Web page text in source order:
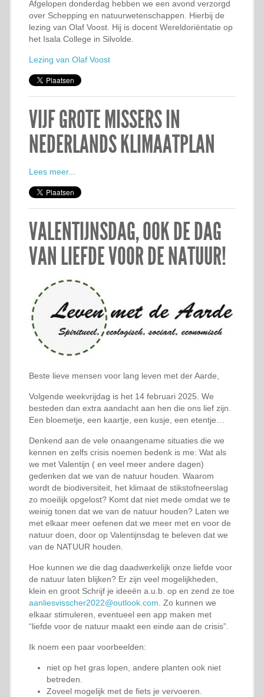
Afgelopen donderdag hebben we een avond verzorgd
over Schepping en natuurwetenschappen. Hierbij de
lezing van Olaf Voost. Hij is docent Wereldoriëntatie op
het Isala College in Silvolde.
Lezing van Olaf Voost
VIJF GROTE MISSERS IN
NEDERLANDS KLIMAATPLAN
Lees meer...
VALENTIJNSDAG, OOK DE DAG
VAN LIEFDE VOOR DE NATUUR!
Beste lieve mensen voor lang leven met der Aarde,
Volgende weekvrijdag is het 14 februari 2025. We
besteden dan extra aandacht aan hen die ons lief zijn.
Een bloemetje, een kaartje, een kusje, een etentje…
Denkend aan de vele onaangename situaties die we
kennen en zelfs crisis noemen bedenk is me: Wat als
we met Valentijn ( en veel meer andere dagen)
gedenken dat we van de natuur houden. Waarom
wordt de biodiversiteit, het klimaat de stikstofneerslag
zo moeilijk opgelost? Komt dat niet mede omdat we te
weinig tonen dat we van de natuur houden? Laten we
met elkaar meer oefenen dat we meer met en voor de
natuur doen, door op Valentijnsdag te beleven dat we
van de NATUUR houden.
Hoe kunnen we die dag daadwerkelijk onze liefde voor
de natuur laten blijken? Er zijn veel mogelijkheden,
klein en groot Schrijf je ideeën a.u.b. op en zend ze toe
aanliesvisscher2022@outlook.com . Zo kunnen we
elkaar stimuleren, eventueel een app maken met
“liefde voor de natuur maakt een einde aan de crisis”.
Ik noem een paar voorbeelden:
niet op het gras lopen, andere planten ook niet
betreden.
Zoveel mogelijk met de fiets je vervoeren.